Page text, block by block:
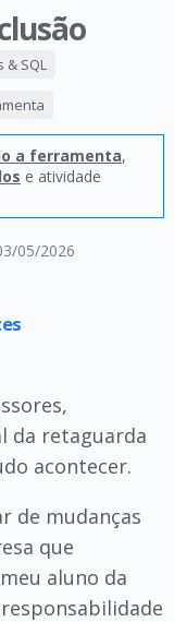
05/2026
& SQL
a ferramenta,
e atividade
da retaguarda
acontecer.
de mudanças
que
aluno da